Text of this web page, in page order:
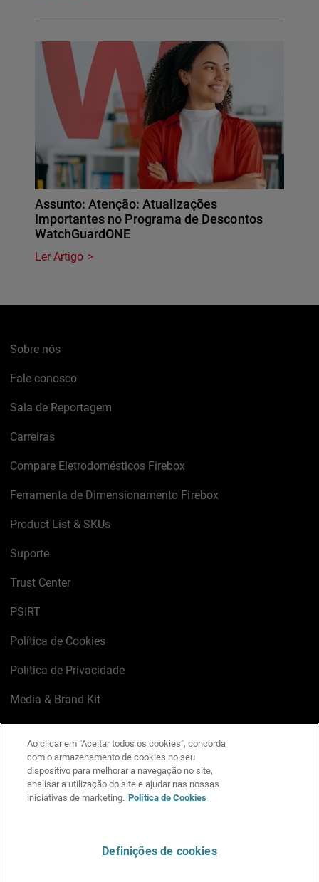
Assunto: Atenção: Atualizações
Importantes no Programa de Descontos
WatchGuardONE
Ler Artigo
Sobre nós
Fale conosco
Sala de Reportagem
Carreiras
Compare Eletrodomésticos Firebox
Ferramenta de Dimensionamento Firebox
Product List & SKUs
Suporte
Trust Center
PSIRT
Política de Cookies
Política de Privacidade
Media & Brand Kit
LinkedIn
X FacebookInstagram
YouTube
Ao clicar em "Aceitar todos os cookies", concorda
com o armazenamento de cookies no seu
dispositivo para melhorar a navegação no site,
analisar a utilização do site e ajudar nas nossas
iniciativas de marketing. Política de Cookies
Definições de cookies